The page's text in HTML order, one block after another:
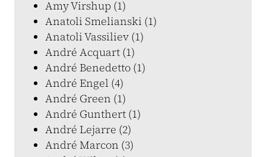
Amy Virshup (1)
Anatoli Smelianski (1)
Anatoli Vassiliev (1)
André Acquart (1)
André Benedetto (1)
André Engel (4)
André Green (1)
André Gunthert (1)
André Lejarre (2)
André Marcon (3)